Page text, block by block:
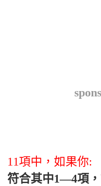
11項中，如果你:
符合其中1—4項